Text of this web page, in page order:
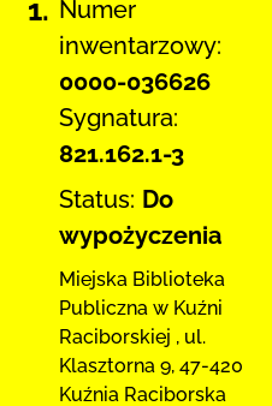
1. Numer
inwentarzowy:
0000-036626
Sygnatura:
821.162.1-3
Status: Do
wypożyczenia
Miejska Biblioteka
Publiczna w Kuźni
Raciborskiej , ul.
Klasztorna 9, 47-420
Kuźnia Raciborska